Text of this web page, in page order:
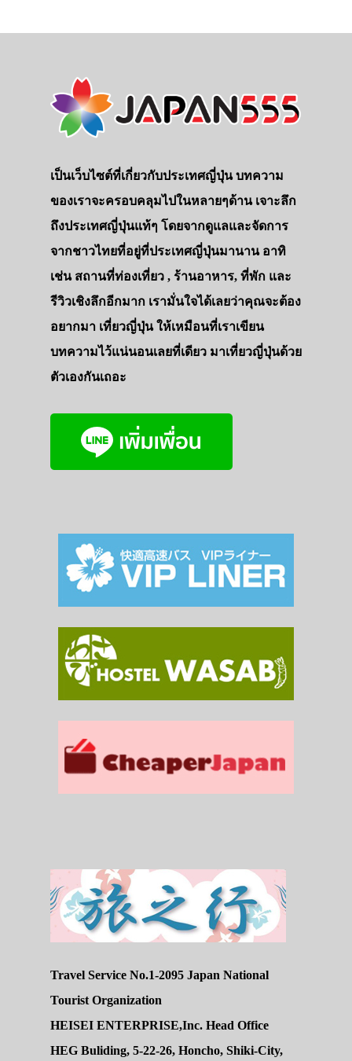
เป็นเว็บไซต์ที่เกี่ยวกับประเทศญี่ปุ่น บทความ
ของเราจะครอบคลุมไปในหลายๆด้าน เจาะลึก
ถึงประเทศญี่ปุ่นแท้ๆ โดยจากดูแลและจัดการ
จากชาวไทยที่อยู่ที่ประเทศญี่ปุ่นมานาน อาทิ
เช่น สถานที่ท่องเที่ยว , ร้านอาหาร, ที่พัก และ
รีวิวเชิงลึกอีกมาก เรามั่นใจได้เลยว่าคุณจะต้อง
อยากมา เที่ยวญี่ปุ่น ให้เหมือนที่เราเขียน
บทความไว้แน่นอนเลยที่เดียว มาเที่ยวญี่ปุ่นด้วย
ตัวเองกันเถอะ
Travel Service No.1-2095 Japan National
Tourist Organization
HEISEI ENTERPRISE,Inc. Head Office
HEG Buliding, 5-22-26, Honcho, Shiki-City,